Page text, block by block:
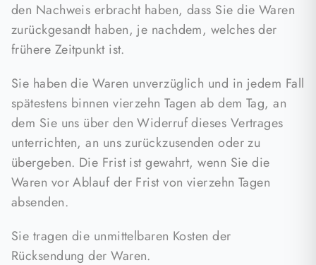
den Nachweis erbracht haben, dass Sie die Waren
zurückgesandt haben, je nachdem, welches der
frühere Zeitpunkt ist.
Sie haben die Waren unverzüglich und in jedem Fall
spätestens binnen vierzehn Tagen ab dem Tag, an
dem Sie uns über den Widerruf dieses Vertrages
unterrichten, an uns zurückzusenden oder zu
übergeben. Die Frist ist gewahrt, wenn Sie die
Waren vor Ablauf der Frist von vierzehn Tagen
absenden.
Sie tragen die unmittelbaren Kosten der
Rücksendung der Waren.